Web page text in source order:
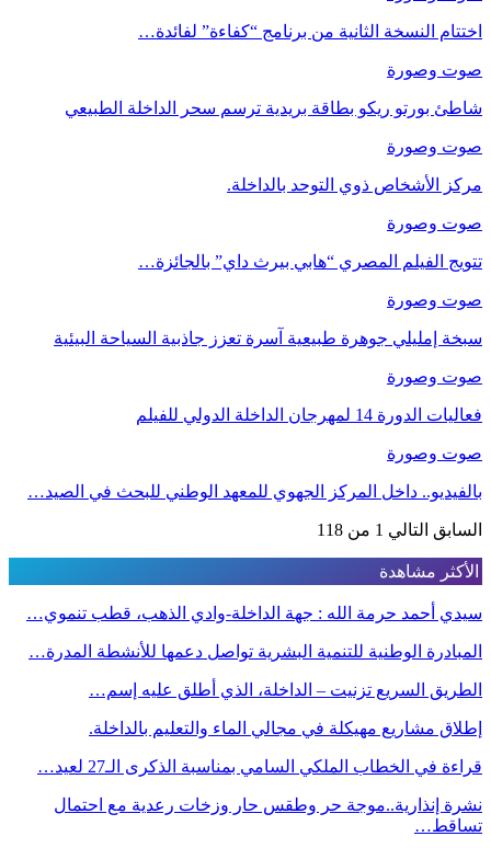
اختتام النسخة الثانية من برنامج “كفاءة” لفائدة…
صوت وصورة
شاطئ بورتو ريكو بطاقة بريدية ترسم سحر الداخلة الطبيعي
صوت وصورة
مركز الأشخاص ذوي التوحد بالداخلة.
صوت وصورة
تتويج الفيلم المصري “هابي بيرث داي” بالجائزة…
صوت وصورة
سبخة إمليلي جوهرة طبيعية آسرة تعزز جاذبية السياحة البيئية
صوت وصورة
فعاليات الدورة 14 لمهرجان الداخلة الدولي للفيلم
صوت وصورة
بالفيديو.. داخل المركز الجهوي للمعهد الوطني للبحث في الصيد…
السابق التالي 1 من 118
الأكثر مشاهدة
سيدي أحمد حرمة الله : جهة الداخلة-وادي الذهب، قطب تنموي…
المبادرة الوطنية للتنمية البشرية تواصل دعمها للأنشطة المدرة…
الطريق السريع تزنيت – الداخلة، الذي أطلق عليه إسم…
إطلاق مشاريع مهيكلة في مجالي الماء والتعليم بالداخلة.
قراءة في الخطاب الملكي السامي بمناسبة الذكرى الـ27 لعيد…
نشرة إنذارية..موجة حر وطقس حار وزخات رعدية مع احتمال
تساقط…